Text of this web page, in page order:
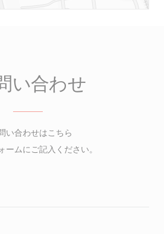
い合わせ
い合わせはこちら
ームにご記入ください。